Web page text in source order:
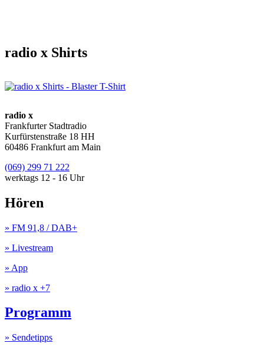
radio x Shirts
radio x
Frankfurter Stadtradio
Kurfürstenstraße 18 HH
60486 Frankfurt am Main
(069) 299 71 222
werktags 12 - 16 Uhr
Hören
» FM 91,8 / DAB+
» Livestream
» App
» radio x +7
Programm
» Sendetipps